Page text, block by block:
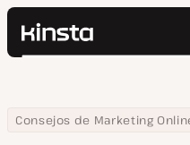
Kinsta®
Precios
Buscar
Home
Centro de Recursos
Blog
Consejos de Marketing
Cómo Hacer una Captura de